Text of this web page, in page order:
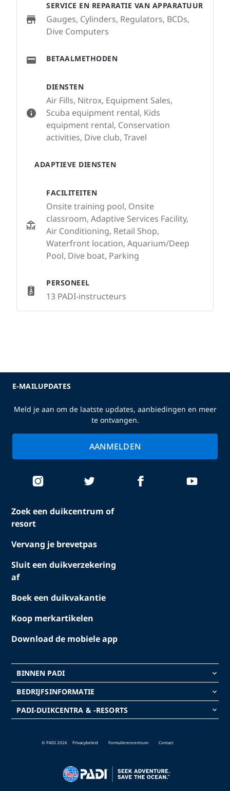
DIENSTEN
Air Fills, Nitrox, Equipment Sales,
Scuba equipment rental, Kids
equipment rental, Conservation
activities, Dive club, Travel
ADAPTIEVE DIENSTEN
FACILITEITEN
Onsite training pool, Onsite
classroom, Adaptive Services Facility,
Air Conditioning, Retail Shop,
Waterfront location, Aquarium/Deep
Pool, Dive boat, Parking
PERSONEEL
13 PADI-instructeurs
SERVICE EN REPARATIE VAN APPARATUUR
Gauges, Cylinders, Regulators, BCDs,
Dive Computers
BETAALMETHODEN
Zoek een duikcentrum of
resort
Vervang je brevetpas
Sluit een duikverzekering
af
Boek een duikvakantie
Koop merkartikelen
Download de mobiele app
BINNEN PADI keyboard_arrow_down
BEDRIJFSINFORMATIE keyboard_arrow_down
PADI-DUIKCENTRA & -RESORTS keyboard_arrow_down
E-MAILUPDATES
Meld je aan om de laatste updates, aanbiedingen en meer
te ontvangen.
AANMELDEN
© PADI 2026 Privacybeleid Formulierencentrum Contact